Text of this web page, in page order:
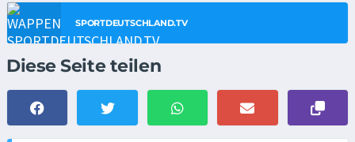
SPORTDEUTSCHLAND.TV
Diese Seite teilen